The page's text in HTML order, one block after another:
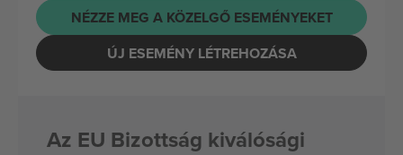
NÉZZE MEG A KÖZELGŐ ESEMÉNYEKET
ÚJ ESEMÉNY LÉTREHOZÁSA
Az EU Bizottság kiválósági